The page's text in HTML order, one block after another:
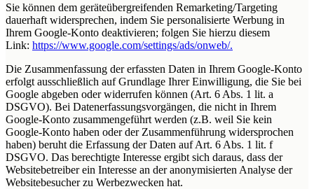
Sie können dem geräteübergreifenden Remarketing/Targeting
dauerhaft widersprechen, indem Sie personalisierte Werbung in
Ihrem Google-Konto deaktivieren; folgen Sie hierzu diesem
Link: https://www.google.com/settings/ads/onweb/.
Die Zusammenfassung der erfassten Daten in Ihrem Google-Konto
erfolgt ausschließlich auf Grundlage Ihrer Einwilligung, die Sie bei
Google abgeben oder widerrufen können (Art. 6 Abs. 1 lit. a
DSGVO). Bei Datenerfassungsvorgängen, die nicht in Ihrem
Google-Konto zusammengeführt werden (z.B. weil Sie kein
Google-Konto haben oder der Zusammenführung widersprochen
haben) beruht die Erfassung der Daten auf Art. 6 Abs. 1 lit. f
DSGVO. Das berechtigte Interesse ergibt sich daraus, dass der
Websitebetreiber ein Interesse an der anonymisierten Analyse der
Websitebesucher zu Werbezwecken hat.